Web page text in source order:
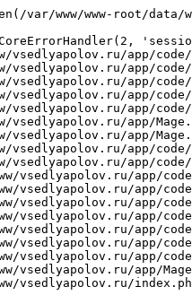
var/www/www-root/data/
vsedlyapolov.ru/app/
vsedlyapolov.ru/app/
vsedlyapolov.ru/app/
vsedlyapolov.ru/app/
vsedlyapolov.ru/app/
vsedlyapolov.ru/app/
vsedlyapolov.ru/app/
vsedlyapolov.ru/app/
vsedlyapolov.ru/app/
vsedlyapolov.ru/app/
vsedlyapolov.ru/app/
vsedlyapolov.ru/app/
vsedlyapolov.ru/app/
vsedlyapolov.ru/app/
vsedlyapolov.ru/app/
vsedlyapolov.ru/app/
vsedlyapolov.ru/app/
vsedlyapolov.ru/